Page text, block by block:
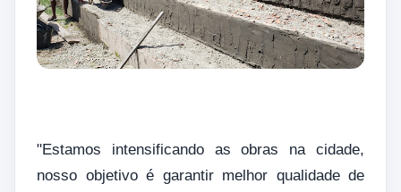
"Estamos intensificando as obras na cidade,
nosso objetivo é garantir melhor qualidade de